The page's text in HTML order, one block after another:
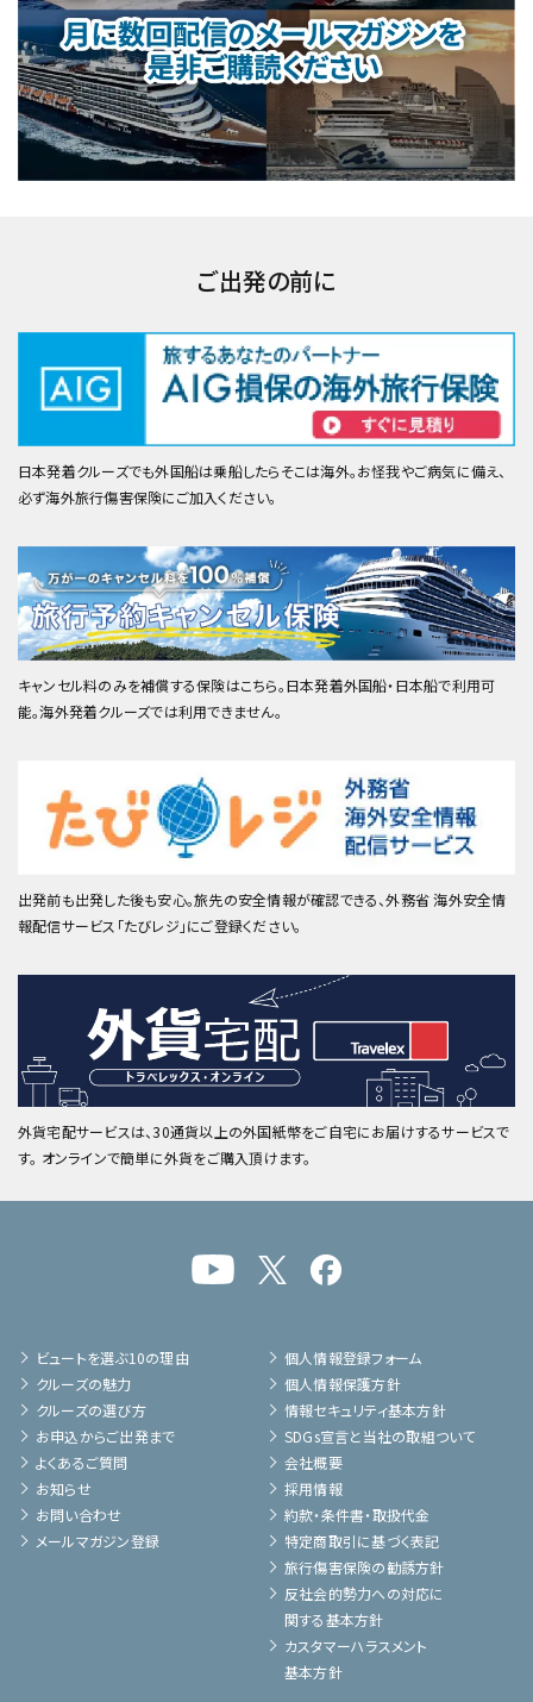
ご出発の前に
日本発着クルーズでも外国船は乗船したらそこは海外。お怪我やご病気に備え、
必ず海外旅行傷害保険にご加入ください。
キャンセル料のみを補償する保険はこちら。日本発着外国船・日本船で利用可
能。海外発着クルーズでは利用できません。
出発前も出発した後も安心。旅先の安全情報が確認できる、外務省 海外安全情
報配信サービス「たびレジ」にご登録ください。
外貨宅配サービスは、30通貨以上の外国紙幣をご自宅にお届けするサービスで
す。 オンラインで簡単に外貨をご購入頂けます。
ビュートを選ぶ10の理由
クルーズの魅力
クルーズの選び方
お申込からご出発まで
よくあるご質問
お知らせ
お問い合わせ
メールマガジン登録
個人情報登録フォーム
個人情報保護方針
情報セキュリティ基本方針
SDGs宣言と当社の取組ついて
会社概要
採用情報
約款・条件書・取扱代金
特定商取引に基づく表記
旅行傷害保険の勧誘方針
反社会的勢力への対応に
関する基本方針
カスタマーハラスメント
基本方針